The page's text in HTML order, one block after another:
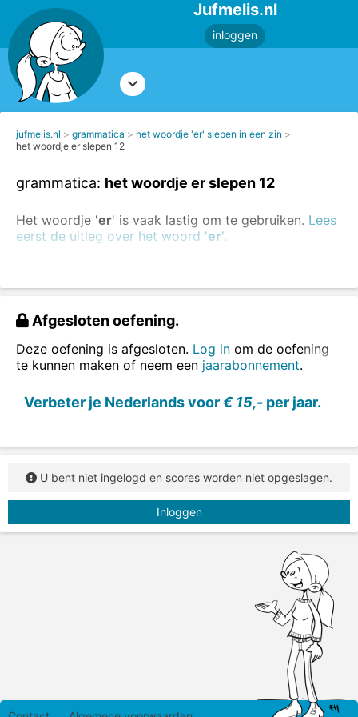
Jufmelis.nl
inloggen
jufmelis.nl grammatica
het woordje 'er' slepen in een zin
het woordje er slepen 12
grammatica: het woordje er slepen 12
Het woordje 'er' is vaak lastig om te gebruiken. Lees
eerst de uitleg over het woord 'er'.
Sleep 'er' op de juiste plaats in de zin.
Afgesloten oefening.
Deze oefening is afgesloten. Log in om de oefening
te kunnen maken of neem een jaarabonnement.
Verbeter je Nederlands voor€ 15,- per jaar.
U bent niet ingelogd en scores worden niet opgeslagen.
Inloggen